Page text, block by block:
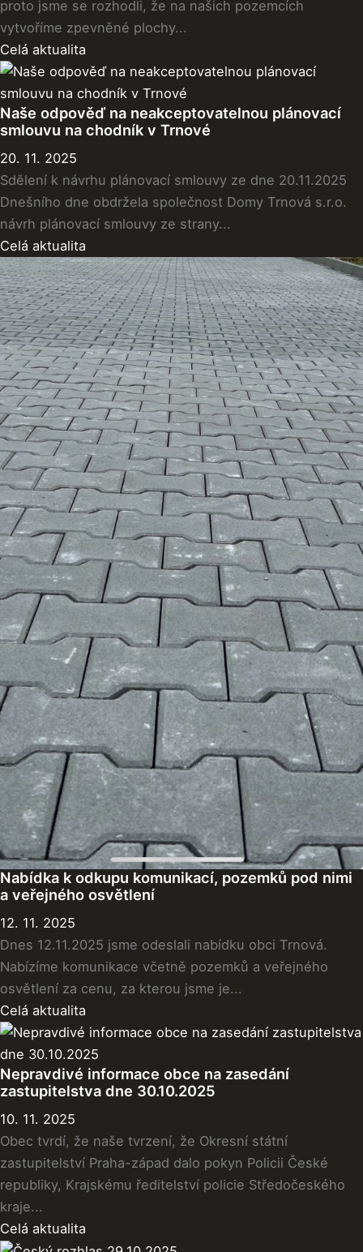
proto jsme se rozhodli, že na našich pozemcích
vytvoříme zpevněné plochy...
Celá aktualita
Naše odpověď na neakceptovatelnou plánovací
smlouvu na chodník v Trnové
20. 11. 2025
Sdělení k návrhu plánovací smlouvy ze dne 20.11.2025
Dnešního dne obdržela společnost Domy Trnová s.r.o.
návrh plánovací smlouvy ze strany...
Celá aktualita
Nabídka k odkupu komunikací, pozemků pod nimi
a veřejného osvětlení
12. 11. 2025
Dnes 12.11.2025 jsme odeslali nabídku obci Trnová.
Nabízíme komunikace včetně pozemků a veřejného
osvětlení za cenu, za kterou jsme je...
Celá aktualita
Nepravdivé informace obce na zasedání
zastupitelstva dne 30.10.2025
10. 11. 2025
Obec tvrdí, že naše tvrzení, že Okresní státní
zastupitelství Praha-západ dalo pokyn Policii České
republiky, Krajskému ředitelství policie Středočeského
kraje...
Celá aktualita